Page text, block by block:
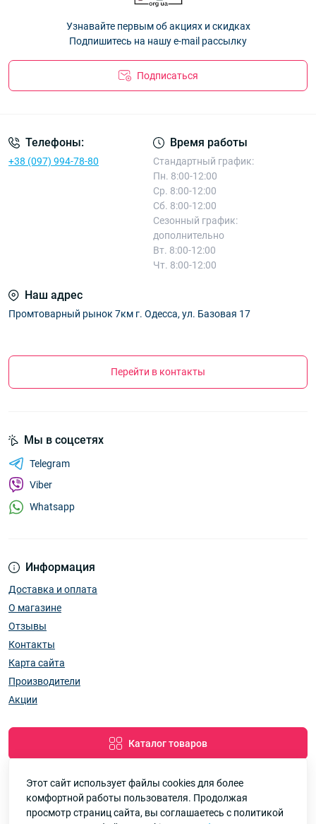
Узнавайте первым об акциях и скидках
Подпишитесь на нашу e-mail рассылку
Подписаться
Телефоны:
+38 (097) 994-78-80
Время работы
Стандартный график:
Пн. 8:00-12:00
Ср. 8:00-12:00
Сб. 8:00-12:00
Сезонный график:
дополнительно
Вт. 8:00-12:00
Чт. 8:00-12:00
Наш адрес
Промтоварный рынок 7км г. Одесса, ул. Базовая 17
Перейти в контакты
Информация
Доставка и оплата
О магазине
Отзывы
Контакты
Карта сайта
Производители
Акции
Каталог товаров
Мы в соцсетях
Telegram
Viber
Whatsapp
Этот сайт использует файлы cookies для более
комфортной работы пользователя. Продолжая
просмотр страниц сайта, вы соглашаетесь с политикой